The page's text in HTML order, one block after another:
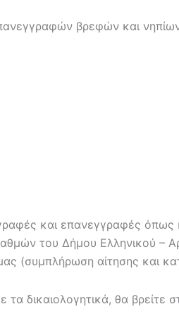
βρεφών και
και επανεγγραφές
του Δήμου Ελληνικού –
(συμπλήρωση αίτησης και
τα δικαιολογητικά, θα βρείτε